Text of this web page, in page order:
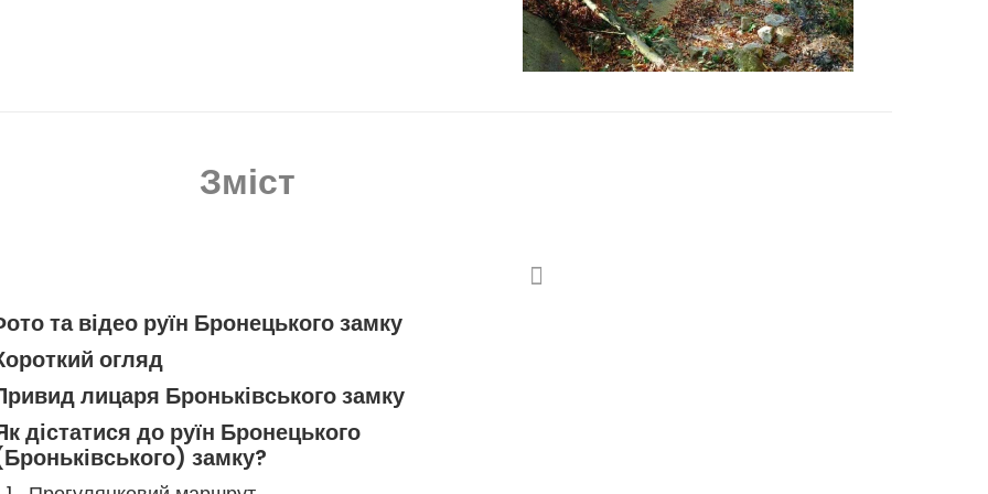
Зміст
та відео руїн Бронецького замку
огляд
лицаря Броньківського замку
дістатися до руїн Бронецького
замку?